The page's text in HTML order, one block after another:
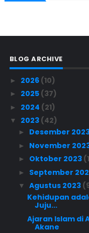
BLOG ARCHIVE
► 2026 (10)
► 2025 (37)
► 2024 (21)
▼ 2023 (42)
► Desember
► November
► Oktober 2023
► September
▼ Agustus 2023
Kehidupan
Juju...
Ajaran Islam di
Akane